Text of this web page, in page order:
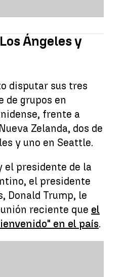
Ángeles y
disputar sus tres
de grupos en
frente a
Zelanda, dos de
y uno en Seattle.
el presidente de la
el presidente
Donald Trump, le
reciente que el
en el país.